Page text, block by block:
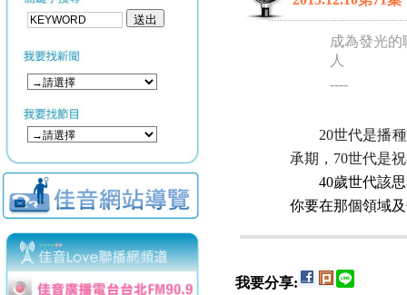
成為發光的
人
----
20世代是播
承期， 70世代是
40歲世代該
你要在那個領域
我要分享: